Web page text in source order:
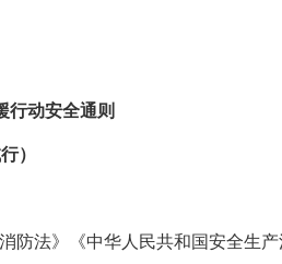
动安全通则
）
法》《中华人民共和国安全生产